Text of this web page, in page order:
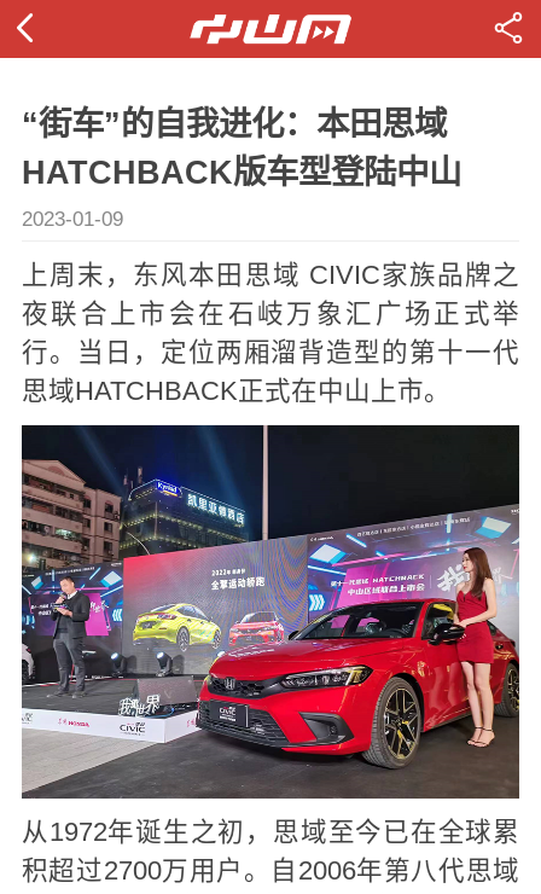
“街车”的自我进化：本田思域
HATCHBACK版车型登陆中山
2023-01-09
上周末，东风本田思域 CIVIC家族品牌之
夜联合上市会在石岐万象汇广场正式举
行。当日，定位两厢溜背造型的第十一代
思域HATCHBACK正式在中山上市。
从1972年诞生之初，思域至今已在全球累
积超过2700万用户。自2006年第八代思域